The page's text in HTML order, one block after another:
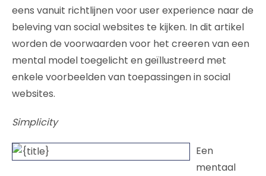
eens vanuit richtlijnen voor user experience naar de
beleving van social websites te kijken. In dit artikel
worden de voorwaarden voor het creeren van een
mental model toegelicht en geïllustreerd met
enkele voorbeelden van toepassingen in social
websites.
Simplicity
Een
mentaal